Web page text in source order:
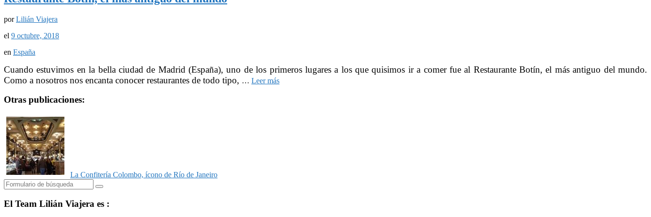
porLilián Viajera
el 9 octubre, 2018
en España
Cuando estuvimos en la bella ciudad de Madrid (España), uno de los primeros lugares a los que quisimos ir a comer fue al Restaurante Botín, el más antiguo del mundo.
Como a nosotros nos encanta conocer restaurantes de todo tipo, … Leer más
Otras publicaciones:
La Confitería Colombo, ícono de Río de Janeiro
Buscar
El Team Lilián Viajera es :